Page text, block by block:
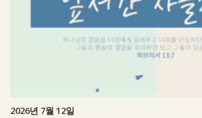
2026년 7월 12일